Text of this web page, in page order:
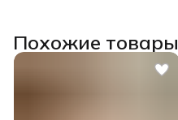
Похожие товары